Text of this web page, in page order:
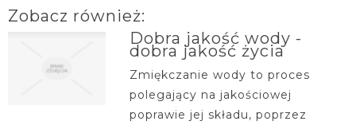
Zobacz również:
Dobra jakość wody -
dobra jakość życia
Zmiękczanie wody to proces
polegający na jakościowej
poprawie jej składu, poprzez